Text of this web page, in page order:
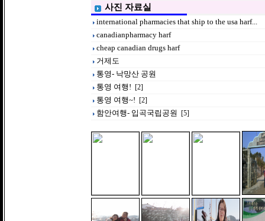
사진 자료실
international pharmacies that ship to the usa harf...
canadianpharmacy harf
cheap canadian drugs harf
거제도
통영- 낙망산 공원
통영 여행! [2]
통영 여행~! [2]
함안여행- 입곡국립공원 [5]